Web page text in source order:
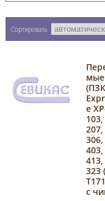
Сортировать:
e
207,
306,
403,
413,
323
с